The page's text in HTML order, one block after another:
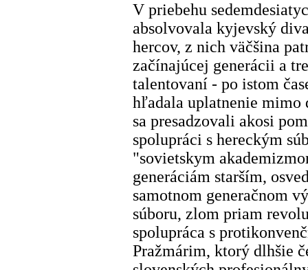
V priebehu
absolvovala kyjevský
hercov, z nich väčšina
začínajúcej generácii a
talentovaní - po istom
hľadala uplatnenie
sa presadzovali akosi
spolupráci s hereckým
"sovietskym
generáciám starším,
samotnom generačnom
súboru, zlom priam
spolupráca s
Pražmárim, ktorý dlhšie